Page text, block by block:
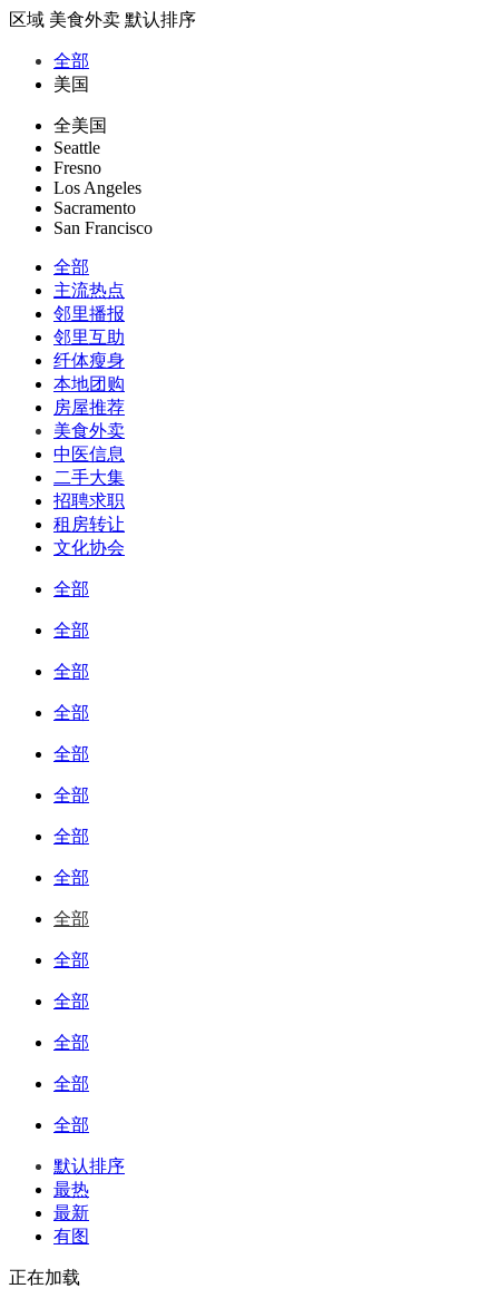
区域 美食外卖 默认排序
全部
美国
全美国
Seattle
Fresno
Los Angeles
Sacramento
San Francisco
全部
主流热点
邻里播报
邻里互助
纤体瘦身
本地团购
房屋推荐
美食外卖
中医信息
二手大集
招聘求职
租房转让
文化协会
全部
全部
全部
全部
全部
全部
全部
全部
全部
全部
全部
全部
全部
全部
默认排序
最热
最新
有图
正在加载